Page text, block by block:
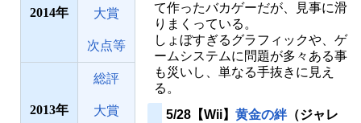
2014 大賞
次点等
2013
総評
大賞
て作ったバカゲーだが、見事に滑
りまくっている。
しょぼすぎるグラフィックや、ゲ
ームシステムに問題が多々ある事
も災いし、単なる手抜きに見え
る。
5/28【Wii】 黄金の絆（ジャレ